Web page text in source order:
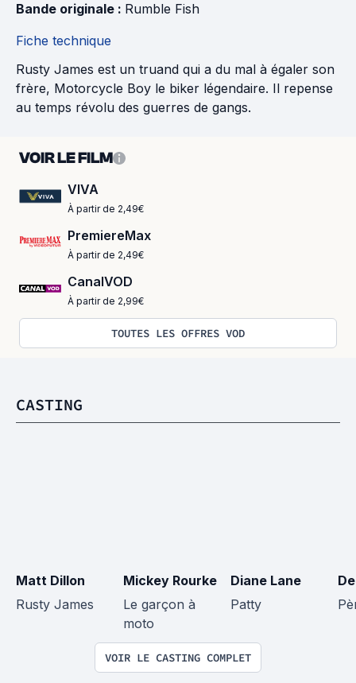
Bande originale : Rumble Fish
Fiche technique
Rusty James est un truand qui a du mal à égaler son
frère, Motorcycle Boy le biker légendaire. Il repense
au temps révolu des guerres de gangs.
VOIR LE FILM
VIVA
À partir de 2,49€
PremiereMax
À partir de 2,49€
CanalVOD
À partir de 2,99€
TOUTES LES OFFRES VOD
CASTING
Matt Dillon
Rusty James
Mickey Rourke
Le garçon à
moto
Diane Lane
Patty
VOIR LE CASTING COMPLET